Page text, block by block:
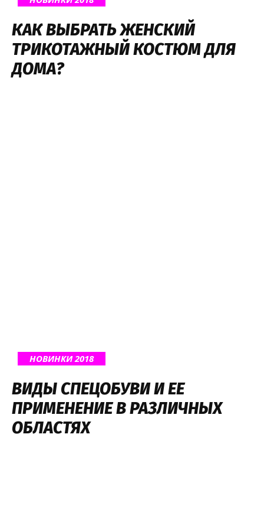
КАК ВЫБРАТЬ ЖЕНСКИЙ
ТРИКОТАЖНЫЙ КОСТЮМ ДЛЯ
ДОМА?
НОВИНКИ 2018
ВИДЫ СПЕЦОБУВИ И ЕЕ
ПРИМЕНЕНИЕ В РАЗЛИЧНЫХ
ОБЛАСТЯХ